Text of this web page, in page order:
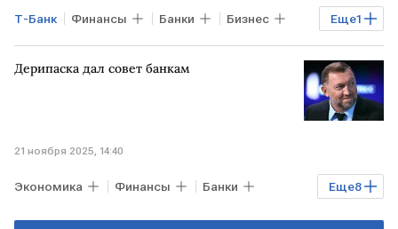
Еще1
Т-Банк Финансы Банки Бизнес
Сбербанк
Дерипаска дал совет банкам
21 ноября 2025, 14:40
Еще8
Экономика Финансы Банки
Бизнес РФ Олег Дерипаска